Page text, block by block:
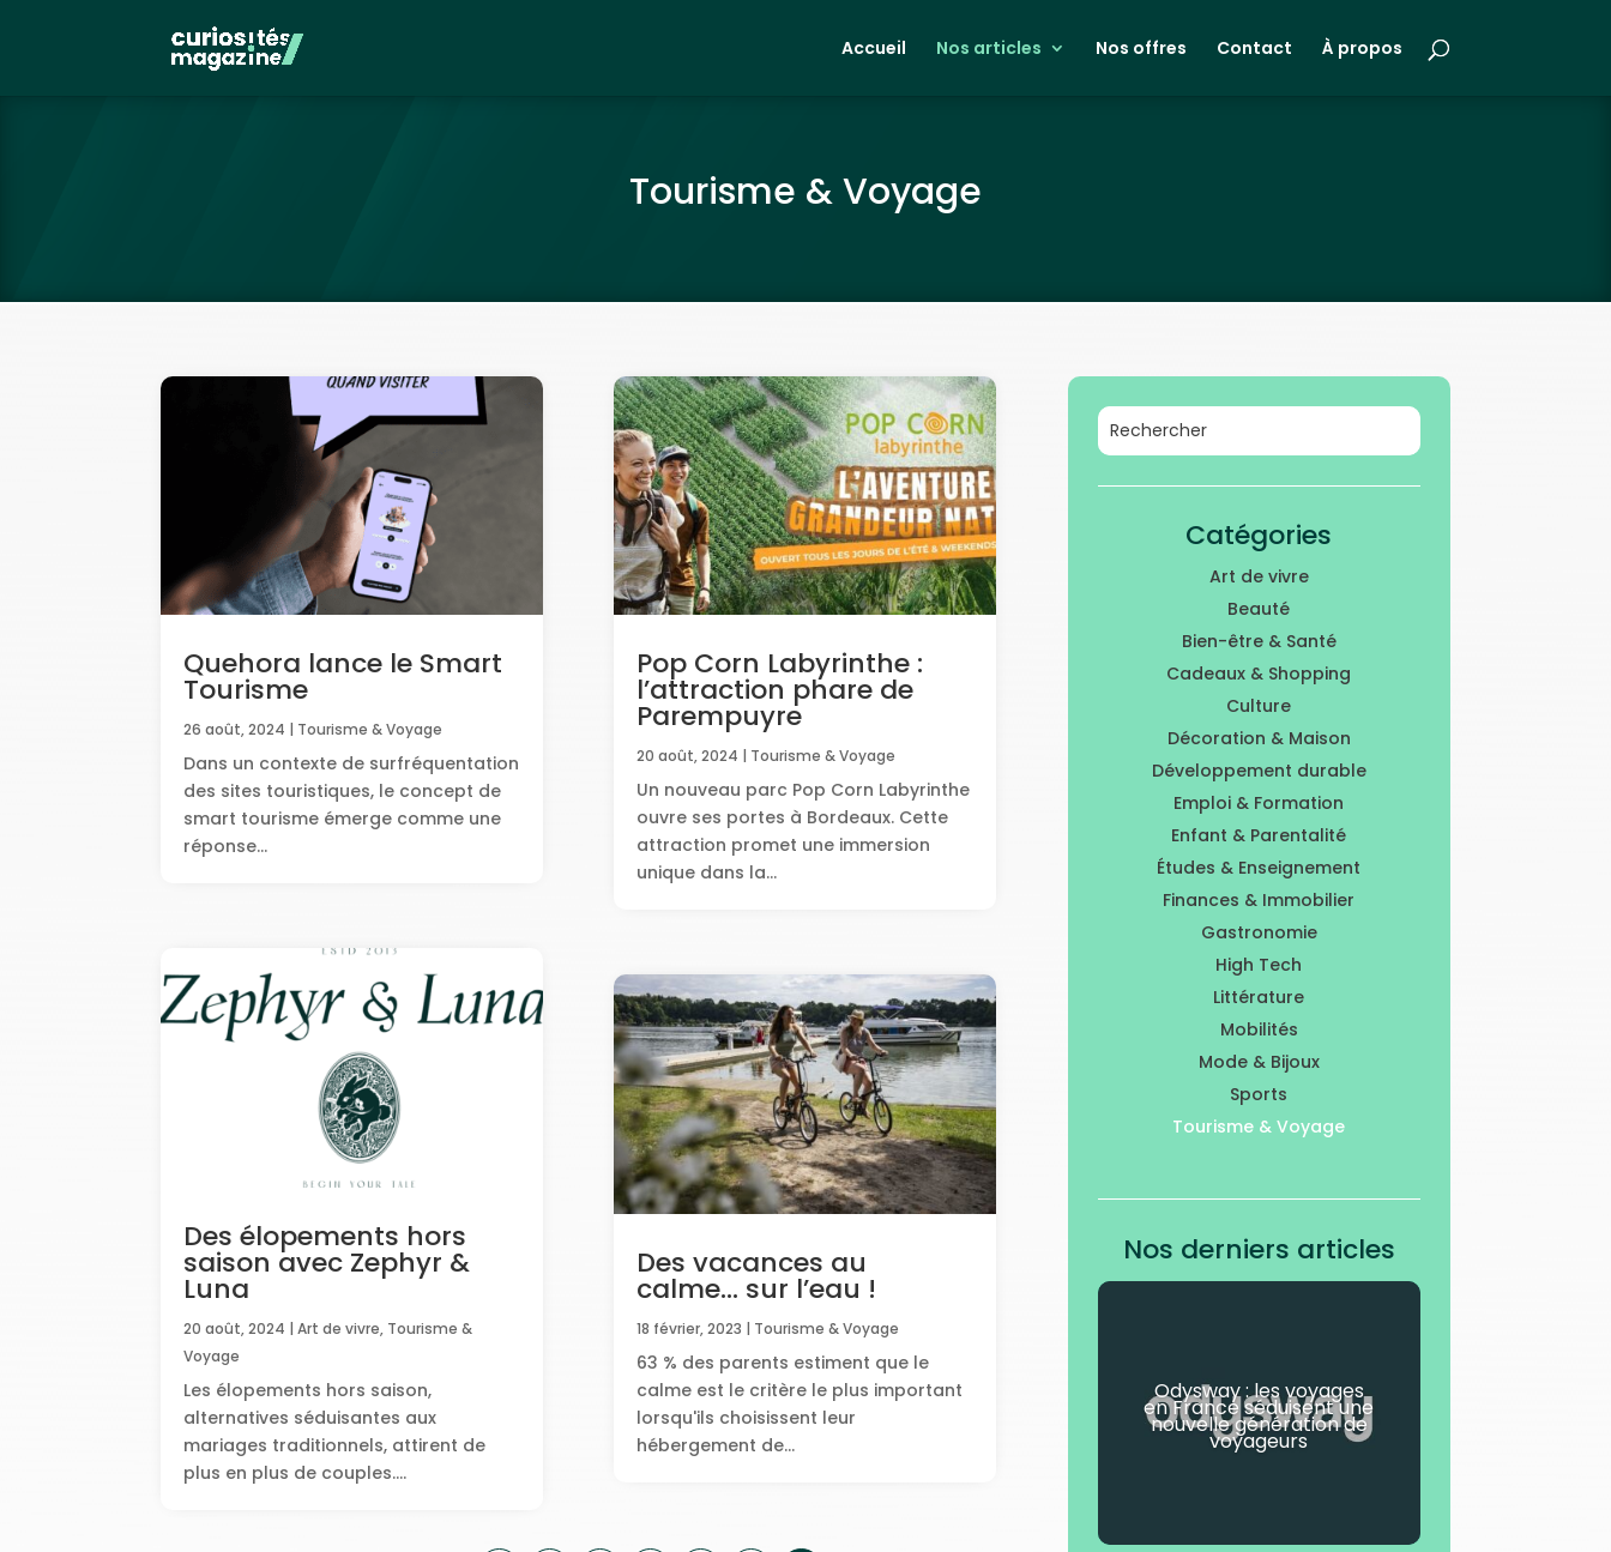
Accueil Nos articles Nos offres Contact À propos
Tourisme & Voyage
Quehora lance le Smart
Tourisme
26 août, 2024 | Tourisme & Voyage
Dans un contexte de surfréquentation
des sites touristiques, le concept de
smart tourisme émerge comme une
réponse...
Des élopements hors
saison avec Zephyr &
Luna
20 août, 2024 |Art de vivre, Tourisme &
Voyage
Les élopements hors saison,
alternatives séduisantes aux
mariages traditionnels, attirent de
plus en plus de couples....
Pop Corn Labyrinthe :
l’attraction phare de
Parempuyre
20 août, 2024 | Tourisme & Voyage
Un nouveau parc Pop Corn Labyrinthe
ouvre ses portes à Bordeaux. Cette
attraction promet une immersion
unique dans la...
Des vacances au
calme… sur l’eau !
18 février, 2023 | Tourisme & Voyage
63 % des parents estiment que le
calme est le critère le plus important
lorsqu'ils choisissent leur
hébergement de...
Catégories
Art de vivre
Beauté
Bien-être & Santé
Cadeaux & Shopping
Culture
Décoration & Maison
Développement durable
Emploi & Formation
Enfant & Parentalité
Études & Enseignement
Finances & Immobilier
Gastronomie
High Tech
Littérature
Mobilités
Mode & Bijoux
Sports
Tourisme & Voyage
Nos derniers articles
Odysway : les voyages
en France séduisent une
nouvelle génération de
voyageurs